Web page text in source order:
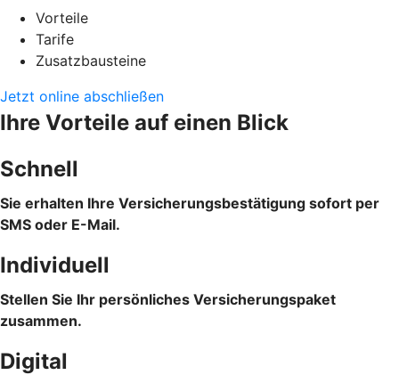
Vorteile
Tarife
Zusatzbausteine
Jetzt online abschließen
Ihre Vorteile auf einen Blick
Schnell
Sie erhalten Ihre Versicherungsbestätigung sofort per
SMS oder E-Mail.
Individuell
Stellen Sie Ihr persönliches Versicherungspaket
zusammen.
Digital